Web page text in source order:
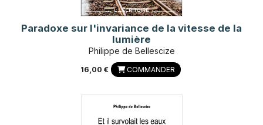
Paradoxe sur l'invariance de la vitesse de la
lumière
Philippe de Bellescize
16,00 € COMMANDER